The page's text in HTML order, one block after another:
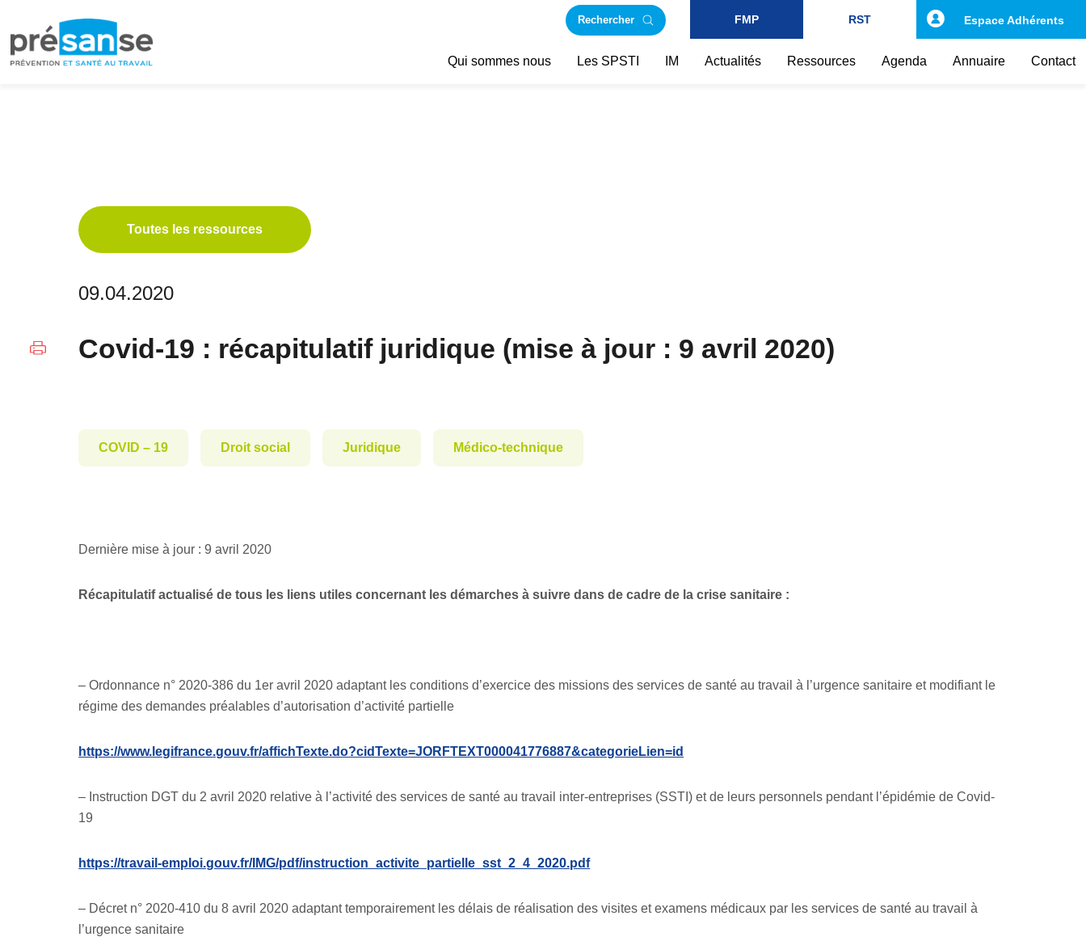
la
au
contenu
Rechercher FMP RST
Qui sommes nous Les SPSTI IM Actualités Ressources Agenda Annuaire Contact
Espace Adhérents
Toutes les ressources
09.04.2020
Covid-19 : récapitulatif juridique (mise à jour : 9 avril 2020)
COVID – 19 Droit social Juridique Médico-technique
Dernière mise à jour : 9 avril 2020
Récapitulatif actualisé de tous les liens utiles concernant les démarches à suivre dans de cadre de la crise sanitaire :
– Ordonnance n° 2020-386 du 1er avril 2020 adaptant les conditions d’exercice des missions des services de santé au travail à l’urgence sanitaire et modifiant le
régime des demandes préalables d’autorisation d’activité partielle
https://www.legifrance.gouv.fr/affichTexte.do?cidTexte=JORFTEXT000041776887&categorieLien=id
– Instruction DGT du 2 avril 2020 relative à l’activité des services de santé au travail inter-entreprises (SSTI) et de leurs personnels pendant l’épidémie de Covid-
19
https://travail-emploi.gouv.fr/IMG/pdf/instruction_activite_partielle_sst_2_4_2020.pdf
– Décret n° 2020-410 du 8 avril 2020 adaptant temporairement les délais de réalisation des visites et examens médicaux par les services de santé au travail à
l’urgence sanitaire